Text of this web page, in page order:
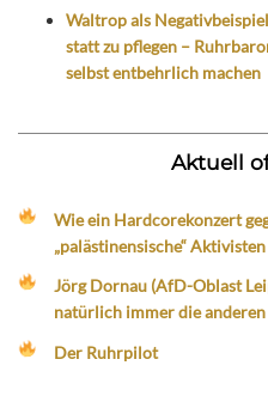
Waltrop als
statt zu pflegen –
selbst entbehrlich machen
Aktuell
Wie ein Hardcorekonzert
„palästinensische“
Jörg Dornau (AfD-Oblast
natürlich immer die anderen
Der Ruhrpilot